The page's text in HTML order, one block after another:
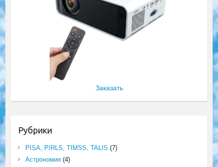
Заказать
Рубрики
PISA, PIRLS, TIMSS, TALIS (7)
Астрономия(4)